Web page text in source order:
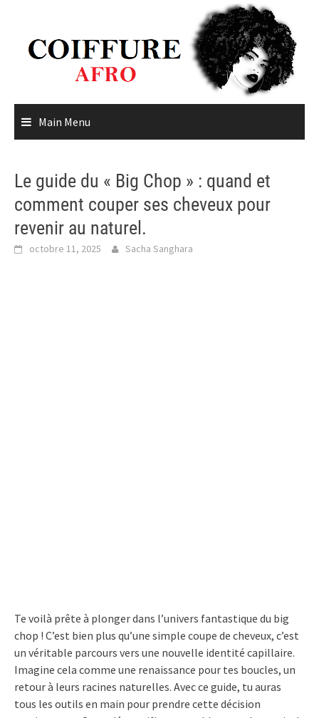
content
Main Menu
Le guide du « Big Chop » : quand et
comment couper ses cheveux pour
revenir au naturel.
octobre 11, 2025 Sacha Sanghara
Te voilà prête à plonger dans l’univers fantastique du big
chop ! C’est bien plus qu’une simple coupe de cheveux, c’est
un véritable parcours vers une nouvelle identité capillaire.
Imagine cela comme une renaissance pour tes boucles, un
retour à leurs racines naturelles. Avec ce guide, tu auras
tous les outils en main pour prendre cette décision